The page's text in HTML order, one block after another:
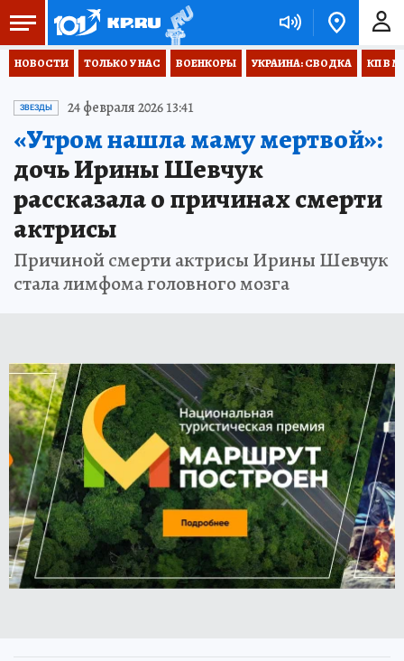
НОВОСТИ ТОЛЬКО У НАС ВОЕНКОРЫ УКРАИНА: СВОДКА КП В
ЗВЕЗДЫ 24 февраля 2026 13:41
«Утром нашла маму мертвой»:
дочь Ирины Шевчук
рассказала о причинах смерти
актрисы
Причиной смерти актрисы Ирины Шевчук
стала лимфома головного мозга